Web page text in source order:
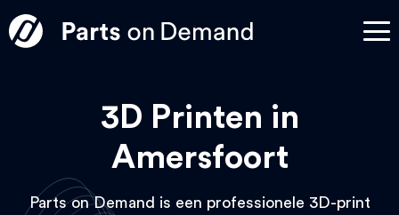
3D Printen in
Amersfoort
Parts on Demand is een professionele 3D-print